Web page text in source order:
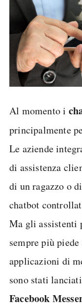
Al momento i
principalmente
Le aziende
di assistenza
di un ragazzo o
chatbot
Ma gli assistenti
sempre più
applicazioni di
sono stati
Facebook